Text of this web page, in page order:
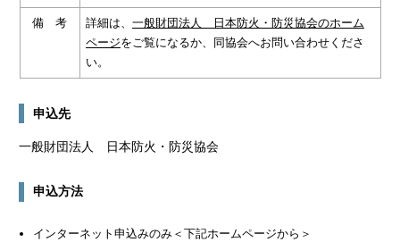
備 考 詳細は、 一般財団法人 日本防火・防災協会のホーム
ページをご覧になるか、同協会へお問い合わせくださ
い。
申込先
一般財団法人 日本防火・防災協会
申込方法
インターネット申込みのみ＜下記ホームページから＞